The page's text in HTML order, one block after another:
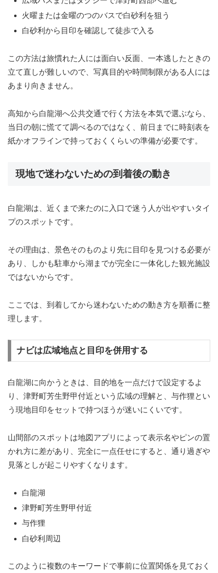
火曜または金曜のつのバスで白砂利を狙う
白砂利から目印を確認して徒歩で入る
この方法は旅慣れた人には面白い反面、一本逃したときの
立て直しが難しいので、写真目的や時間制限がある人には
あまり向きません。
高知から白龍湖へ公共交通で行く方法を本気で選ぶなら、
当日の朝に慌てて調べるのではなく、前日までに時刻表を
紙かオフラインで持っておくくらいの準備が必要です。
現地で迷わないための到着後の動き
白龍湖は、近くまで来たのに入口で迷う人が出やすいタイ
プのスポットです。
その理由は、景色そのものより先に目印を見つける必要が
あり、しかも駐車から湖までが完全に一体化した観光施設
ではないからです。
ここでは、到着してから迷わないための動き方を順番に整
理します。
ナビは広域地点と目印を併用する
白龍湖に向かうときは、目的地を一点だけで設定するよ
り、津野町芳生野甲付近という広域の理解と、与作狸とい
う現地目印をセットで持つほうが迷いにくいです。
山間部のスポットは地図アプリによって表示名やピンの置
かれ方に差があり、完全に一点任せにすると、通り過ぎや
見落としが起こりやすくなります。
白龍湖
津野町芳生野甲付近
与作狸
白砂利周辺
このように複数のキーワードで事前に位置関係を見ておく